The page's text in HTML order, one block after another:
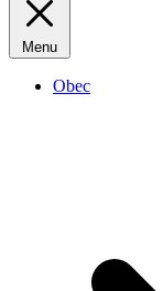
Menu
Obec